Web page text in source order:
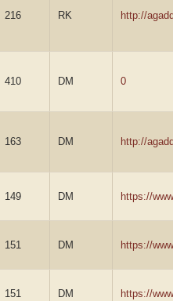
216 RK http://
410 DM 0
163 DM http://
149 DM https://
151 DM https://
151 DM https://